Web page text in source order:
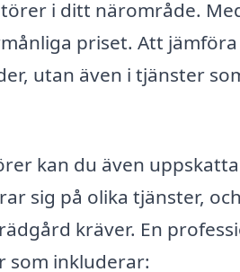
i ditt närområde.
priset. Att
utan även i tjänster
kan du även
sig på olika tjänster,
kräver. En
som inkluderar: